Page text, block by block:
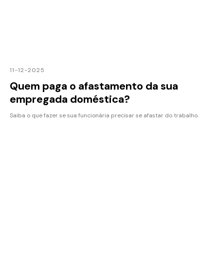
11-12-2025
Quem paga o afastamento da sua
empregada doméstica?
Saiba o que fazer se sua funcionária precisar se afastar do trabalho.